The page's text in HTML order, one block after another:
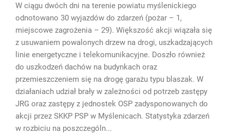
W ciągu dwóch dni na terenie powiatu myślenickiego
odnotowano 30 wyjazdów do zdarzeń (pożar – 1,
miejscowe zagrożenia – 29). Większość akcji wiązała się
z usuwaniem powalonych drzew na drogi, uszkadzających
linie energetyczne i telekomunikacyjne. Doszło również
do uszkodzeń dachów na budynkach oraz
przemieszczeniem się na drogę garażu typu blaszak. W
działaniach udział brały w zależności od potrzeb zastępy
JRG oraz zastępy z jednostek OSP zadysponowanych do
akcji przez SKKP PSP w Myślenicach. Statystyka zdarzeń
w rozbiciu na poszczególn...